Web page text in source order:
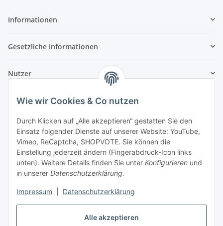
Alle akzeptieren
Wie wir Cookies & Co nutzen
Durch Klicken auf „Alle akzeptieren“ gestatten Sie den
Einsatz folgender Dienste auf unserer Website: YouTube,
Vimeo, ReCaptcha, SHOPVOTE. Sie können die
Einstellung jederzeit ändern (Fingerabdruck-Icon links
unten). Weitere Details finden Sie unter Konfigurieren und
in unserer Datenschutzerklärung.
Impressum Datenschutzerklärung
Informationen
Gesetzliche Informationen
Nutzer